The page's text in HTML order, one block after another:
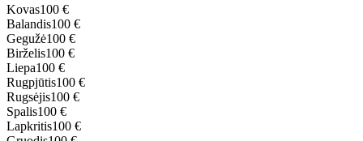
Kovas100 €
Balandis100 €
Gegužė100 €
Birželis100 €
Liepa100 €
Rugpjūtis100 €
Rugsėjis100 €
Spalis100 €
Lapkritis100 €